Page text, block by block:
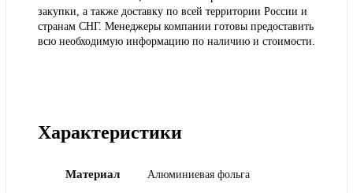
закупки, а также доставку по всей территории России и
странам СНГ. Менеджеры компании готовы предоставить
всю необходимую информацию по наличию и стоимости.
Характеристики
Материал Алюминиевая фольга